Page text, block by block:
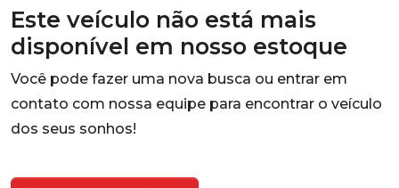
Este veículo não está mais
disponível em nosso estoque
Você pode fazer uma nova busca ou entrar em
contato com nossa equipe para encontrar o veículo
dos seus sonhos!